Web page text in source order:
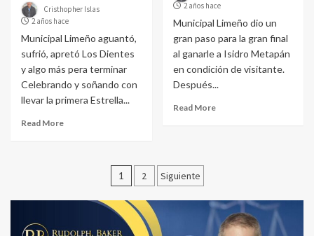
Cristhopher Islas
2 años hace
Municipal Limeño aguantó,
sufrió, apretó Los Dientes
y algo más pera terminar
Celebrando y soñando con
llevar la primera Estrella...
Read More
2 años hace
Municipal Limeño dio un
gran paso para la gran final
al ganarle a Isidro Metapán
en condición de visitante.
Después...
Read More
Paginación
de
entradas
1 2 Siguiente